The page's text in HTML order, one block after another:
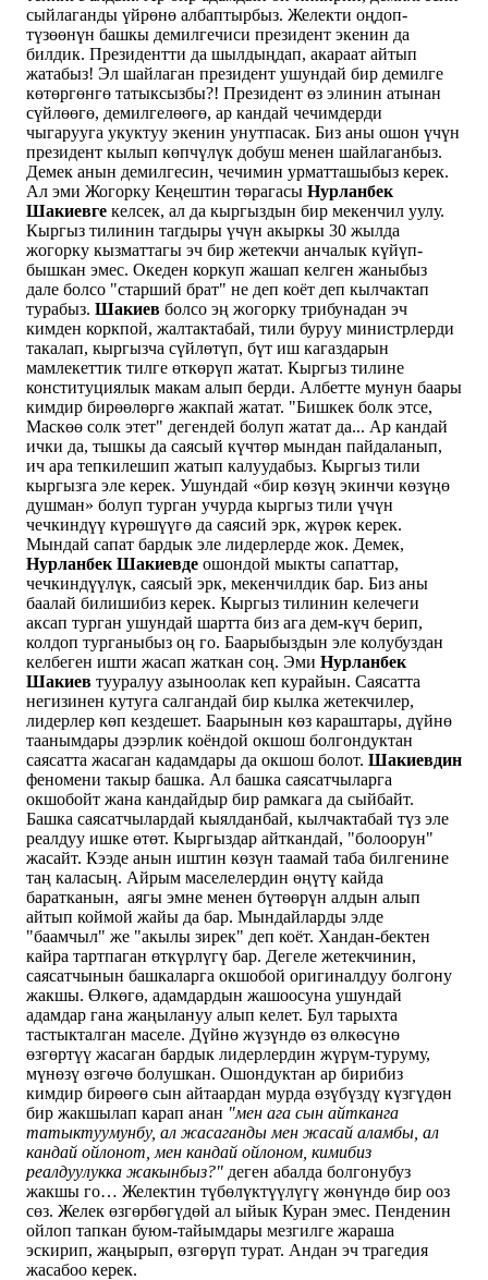
сыйлаганды үйрөнө албаптырбыз. Желекти оңдоп-
түзөөнүн башкы демилгечиси президент экенин да
билдик. Президентти да шылдыңдап, акараат айтып
жатабыз! Эл шайлаган президент ушундай бир демилге
көтөргөнгө татыксызбы?! Президент өз элинин атынан
сүйлөөгө, демилгелөөгө, ар кандай чечимдерди
чыгарууга укуктуу экенин унутпасак. Биз аны ошон үчүн
президент кылып көпчүлүк добуш менен шайлаганбыз.
Демек анын демилгесин, чечимин урматташыбыз керек.
Ал эми Жогорку Кеңештин төрагасы Нурланбек
Шакиевге келсек, ал да кыргыздын бир мекенчил уулу.
Кыргыз тилинин тагдыры үчүн акыркы 30 жылда
жогорку кызматтагы эч бир жетекчи анчалык күйүп-
бышкан эмес. Океден коркуп жашап келген жаныбыз
дале болсо "старший брат" не деп коёт деп кылчактап
турабыз. Шакиев болсо эң жогорку трибунадан эч
кимден коркпой, жалтактабай, тили буруу министрлерди
такалап, кыргызча сүйлөтүп, бүт иш кагаздарын
мамлекеттик тилге өткөрүп жатат. Кыргыз тилине
конституциялык макам алып берди. Албетте мунун баары
кимдир бирөөлөргө жакпай жатат. "Бишкек болк этсе,
Маскөө солк этет" дегендей болуп жатат да... Ар кандай
ички да, тышкы да саясый күчтөр мындан пайдаланып,
ич ара тепкилешип жатып калуудабыз. Кыргыз тили
кыргызга эле керек. Ушундай «бир көзүң экинчи көзүңө
душман» болуп турган учурда кыргыз тили үчүн
чечкиндүү күрөшүүгө да саясий эрк, жүрөк керек.
Мындай сапат бардык эле лидерлерде жок. Демек,
Нурланбек Шакиевде ошондой мыкты сапаттар,
чечкиндүүлүк, саясый эрк, мекенчилдик бар. Биз аны
баалай билишибиз керек. Кыргыз тилинин келечеги
аксап турган ушундай шартта биз ага дем-күч берип,
колдоп турганыбыз оң го. Баарыбыздын эле колубуздан
келбеген ишти жасап жаткан соң. Эми Нурланбек
Шакиев тууралуу азыноолак кеп курайын. Саясатта
негизинен кутуга салгандай бир кылка жетекчилер,
лидерлер көп кездешет. Баарынын көз караштары, дүйнө
таанымдары дээрлик коёндой окшош болгондуктан
саясатта жасаган кадамдары да окшош болот. Шакиевдин
феномени такыр башка. Ал башка саясатчыларга
окшобойт жана кандайдыр бир рамкага да сыйбайт.
Башка саясатчылардай кыялданбай, кылчактабай түз эле
реалдуу ишке өтөт. Кыргыздар айткандай, "болоорун"
жасайт. Кээде анын иштин көзүн таамай таба билгенине
таң каласың. Айрым маселелердин өңүтү кайда
баратканын, аягы эмне менен бүтөөрүн алдын алып
айтып коймой жайы да бар. Мындайларды элде
"баамчыл" же "акылы зирек" деп коёт. Хандан-бектен
кайра тартпаган өткүрлүгү бар. Дегеле жетекчинин,
саясатчынын башкаларга окшобой оригиналдуу болгону
жакшы. Өлкөгө, адамдардын жашоосуна ушундай
адамдар гана жаңылануу алып келет. Бул тарыхта
тастыкталган маселе. Дүйнө жүзүндө өз өлкөсүнө
өзгөртүү жасаган бардык лидерлердин жүрүм-туруму,
мүнөзү өзгөчө болушкан. Ошондуктан ар бирибиз
кимдир бирөөгө сын айтаардан мурда өзүбүздү күзгүдөн
бир жакшылап карап анан "мен ага сын айтканга
татыктуумунбу, ал жасаганды мен жасай аламбы, ал
кандай ойлонот, мен кандай ойлоном, кимибиз
реалдуулукка жакынбыз?" деген абалда болгонубуз
жакшы го… Желектин түбөлүктүүлүгү жөнүндө бир ооз
сөз. Желек өзгөрбөгүдөй ал ыйык Куран эмес. Пенденин
ойлоп тапкан буюм-тайымдары мезгилге жараша
эскирип, жаңырып, өзгөрүп турат. Андан эч трагедия
жасабоо керек.